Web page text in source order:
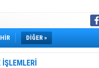
girdi
DİĞER »
İŞLEMLERİ